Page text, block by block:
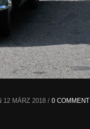
12 MÄRZ 2018 / 0 COMMENT